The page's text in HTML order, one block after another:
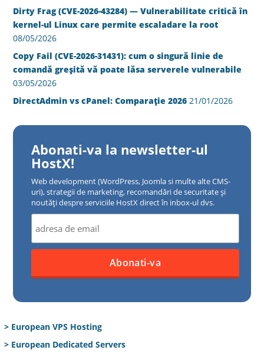
Dirty Frag (CVE-2026-43284) — Vulnerabilitate critică în
kernel-ul Linux care permite escaladare la root
08/05/2026
Copy Fail (CVE-2026-31431): cum o singură linie de
comandă greșită vă poate lăsa serverele vulnerabile
03/05/2026
DirectAdmin vs cPanel: Comparație 2026 21/01/2026
Abonati-va la newsletter-ul
HostX!
Web development (WordPress, Joomla si multe alte CMS-
uri), strategii de marketing, recomandări de securitate și
noutăți despre serviciile HostX direct în inbox-ul dvs.
> European VPS Hosting
> European Dedicated Servers